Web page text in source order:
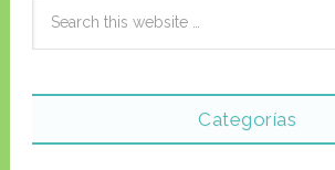
Categorías